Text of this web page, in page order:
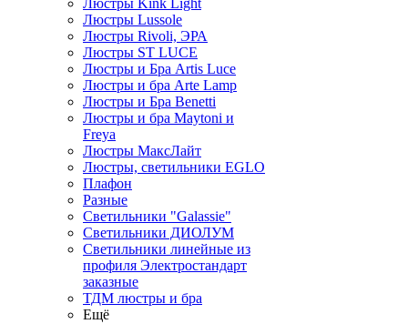
Люстры Kink Light
Люстры Lussole
Люстры Rivoli, ЭРА
Люстры ST LUCE
Люстры и Бра Artis Luce
Люстры и бра Arte Lamp
Люстры и Бра Benetti
Люстры и бра Maytoni и
Freya
Люстры МаксЛайт
Люстры, светильники EGLO
Плафон
Разные
Светильники "Galassie"
Светильники ДИОЛУМ
Светильники линейные из
профиля Электростандарт
заказные
ТДМ люстры и бра
Ещё